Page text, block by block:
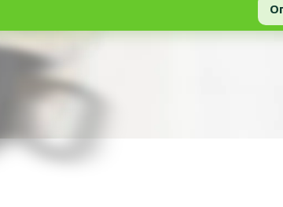
прогулок.